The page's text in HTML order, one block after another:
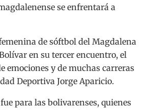
se enfrentará a
de sóftbol del Magdalena
en su tercer encuentro, el
emociones y de muchas carreras
Deportiva Jorge Aparicio.
para las bolivarenses, quienes